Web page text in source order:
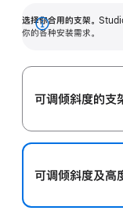
选择你合用的支架。
你的各种安装需求。
展
可调倾斜度的支
可调倾斜度及高‍